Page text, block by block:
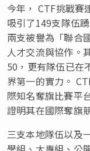
今年， CTF挑戰賽
吸引了149支隊伍
兩支被譽為「聯合
人才交流與協作。
50，更有隊伍已在
界第一的實力。
際知名奪旗比賽平
證明其在國際奪旗
三支本地隊伍以及